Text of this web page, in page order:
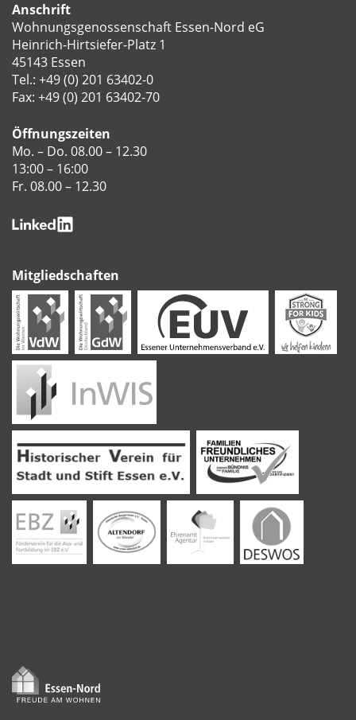
Anschrift
Wohnungsgenossenschaft Essen-Nord eG
Heinrich-Hirtsiefer-Platz 1
45143 Essen
Tel.: +49 (0) 201 63402-0
Fax: +49 (0) 201 63402-70
Öffnungszeiten
Mo. – Do. 08.00 – 12.30
13:00 – 16:00
Fr. 08.00 – 12.30
Mitgliedschaften